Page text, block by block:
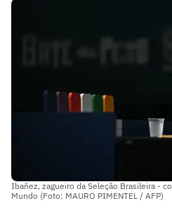
Ibañez, zagueiro da Seleção Brasileira -
Mundo (Foto: MAURO PIMENTEL / AFP)